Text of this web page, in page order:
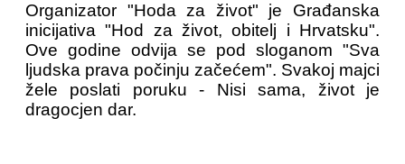
Organizator "Hoda za život" je Građanska
inicijativa "Hod za život, obitelj i Hrvatsku".
Ove godine odvija se pod sloganom "Sva
ljudska prava počinju začećem". Svakoj majci
žele poslati poruku - Nisi sama, život je
dragocjen dar.